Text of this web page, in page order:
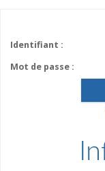
Identifiant :
Mot de passe :